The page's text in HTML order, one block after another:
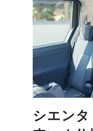
シエンタ